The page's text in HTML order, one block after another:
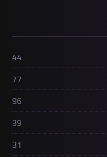
44
77
96
39
31